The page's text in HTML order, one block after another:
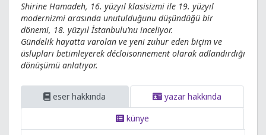
Shirine Hamadeh, 16. yüzyıl klasisizmi ile 19. yüzyıl
modernizmi arasında unutulduğunu düşündüğü bir
dönemi, 18. yüzyıl İstanbulu’nu inceliyor.
Gündelik hayatta varolan ve yeni zuhur eden biçim ve
üslupları betimleyerek décloisonnement olarak adlandırdığı
dönüşümü anlatıyor.
eser hakkında
yazar hakkında
künye